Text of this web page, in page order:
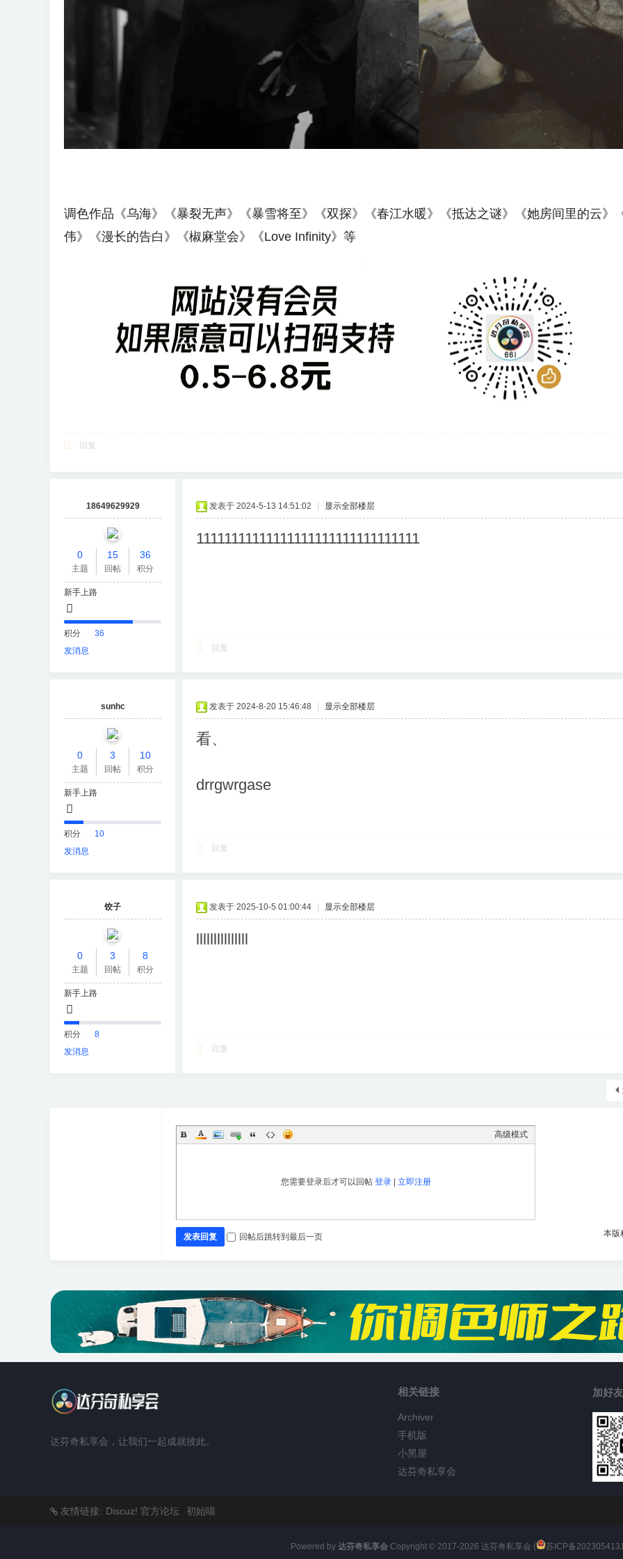
调色作品《乌海》《暴裂无声》《暴雪将至》《双探》《春江水暖》《抵达之谜》《她房间里的云》
伟》《漫长的告白》《椒麻堂会》《Love Infinity》等
回复
18649629929
0
主题
15
回帖
36
积分
新手上路
积分
36
发消息
发表于 2024-5-13 14:51:02 显示全部楼层
11111111111111111111111111111111
回复
sunhc
0
主题
3
回帖
10
积分
新手上路
积分
10
发消息
发表于 2024-8-20 15:46:48 显示全部楼层
看、
drrgwrgase
回复
饺子
0
主题
3
回帖
8
积分
新手上路
积分
8
发消息
发表于 2025-10-5 01:00:44 显示全部楼层
lllllllllllllll
回复
高级模式
您需要登录后才可以回帖 登录| 立即注册
本版
发表回复 回帖后跳转到最后一页
达芬奇私享会，让我们一起成就彼此。
相关链接
Archiver
手机版
小黑屋
达芬奇私享会
加好
友情链接: Discuz! 官方论坛 初始喵
Powered by 达芬奇私享会Copyright © 2017-2026 达芬奇私享会 ( 苏ICP备